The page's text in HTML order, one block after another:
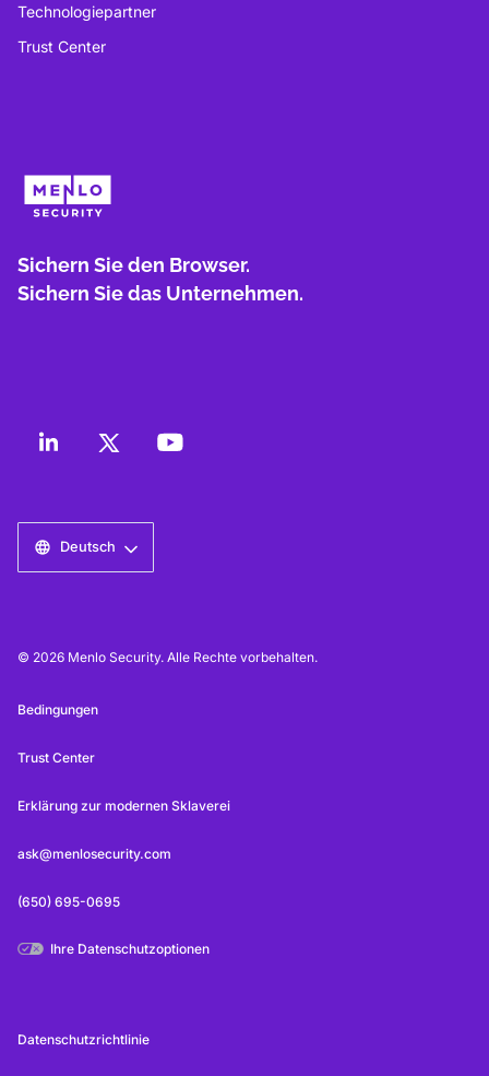
Technologiepartner
Trust Center
Sichern Sie den Browser.
Sichern Sie das Unternehmen.
Deutsch
© 2026 Menlo Security. Alle Rechte vorbehalten.
Bedingungen
Trust Center
Erklärung zur modernen Sklaverei
ask@menlosecurity.com
(650) 695-0695
Ihre Datenschutzoptionen
Datenschutzrichtlinie